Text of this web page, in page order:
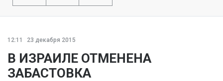
12:11 23 декабря 2015
В ИЗРАИЛЕ ОТМЕНЕНА
ЗАБАСТОВКА